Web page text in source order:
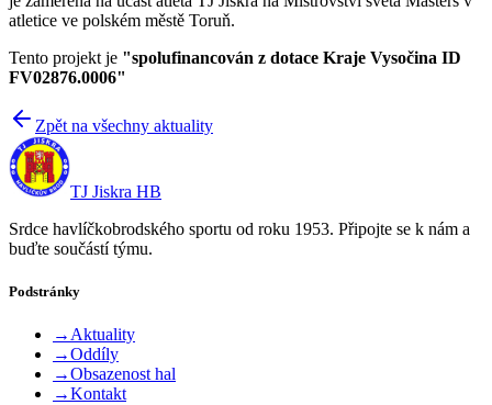
atletice ve polském městě Toruň.
Tento projekt je "spolufinancován z dotace Kraje Vysočina ID
FV02876.0006"
Zpět na všechny aktuality
TJ Jiskra HB
Srdce havlíčkobrodského sportu od roku 1953. Připojte se k nám a
buďte součástí týmu.
Podstránky
→ Aktuality
→Oddíly
→Obsazenost hal
→Kontakt